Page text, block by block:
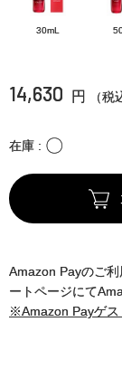
30mL
14,630 円 （税
在庫 〇
Amazon Payのご
ートページにて
※Amazon Payゲス